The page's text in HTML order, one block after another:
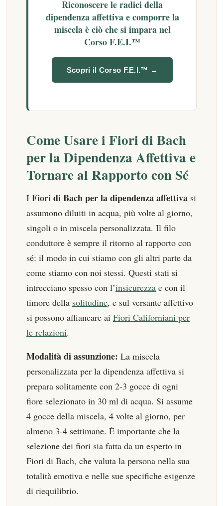
Riconoscere le radici della
dipendenza affettiva e comporre la
miscela è ciò che si impara nel
Corso F.E.I.™
Scopri il Corso F.E.I.™ →
Come Usare i Fiori di Bach
per la Dipendenza Affettiva e
Tornare al Rapporto con Sé
I Fiori di Bach per la dipendenza affettiva si
assumono diluiti in acqua, più volte al giorno,
singoli o in miscela personalizzata. Il filo
conduttore è sempre il ritorno al rapporto con
sé: il modo in cui stiamo con gli altri parte da
come stiamo con noi stessi. Questi stati si
intrecciano spesso con l’insicurezza e con il
timore della solitudine, e sul versante affettivo
si possono affiancare ai Fiori Californiani per
le relazioni.
Modalità di assunzione: La miscela
personalizzata per la dipendenza affettiva si
prepara solitamente con 2-3 gocce di ogni
fiore selezionato in 30 ml di acqua. Si assume
4 gocce della miscela, 4 volte al giorno, per
almeno 3-4 settimane. È importante che la
selezione dei fiori sia fatta da un esperto in
Fiori di Bach, che valuta la persona nella sua
totalità emotiva e nelle sue specifiche esigenze
di riequilibrio.